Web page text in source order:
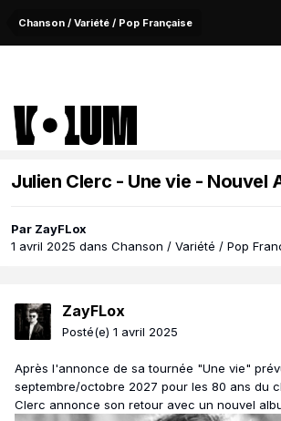
Chanson / Variété / Pop Française
Julien Clerc - Une vie - Nouvel
Par ZayFLox
1 avril 2025 dans Chanson / Variété / Pop
ZayFLox
Posté(e) 1 avril 2025
Après l'annonce de sa tournée "Une vie"
septembre/octobre 2027 pour les 80 ans du
Clerc annonce son retour avec un nouvel